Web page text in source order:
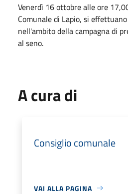
Venerdì 16 ottobre alle ore
Comunale di Lapio, si
nell'ambito della campagna di
al seno.
A cura di
Consiglio comunale
VAI ALLA PAGINA